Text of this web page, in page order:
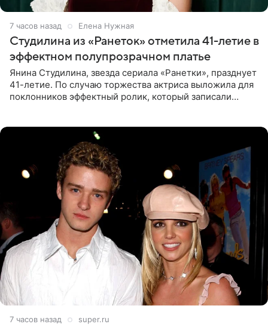
7 часов назад Елена Нужная
Студилина из «Ранеток» отметила 41-летие в
эффектном полупрозрачном платье
Янина Студилина, звезда сериала «Ранетки», празднует
41-летие. По случаю торжества актриса выложила для
поклонников эффектный ролик, который записали
7 часов назад super.ru